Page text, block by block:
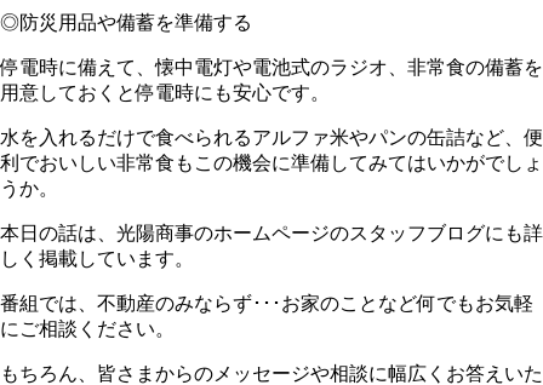
◎防災用品や備蓄を準備する
停電時に備えて、懐中電灯や電池式のラジオ、非常食の備蓄を
用意しておくと停電時にも安心です。
水を入れるだけで食べられるアルファ米やパンの缶詰など、便
利でおいしい非常食もこの機会に準備してみてはいかがでしょ
うか。
本日の話は、光陽商事のホームページのスタッフブログにも詳
しく掲載しています。
番組では、不動産のみならず･･･お家のことなど何でもお気軽
にご相談ください。
もちろん、皆さまからのメッセージや相談に幅広くお答えいた